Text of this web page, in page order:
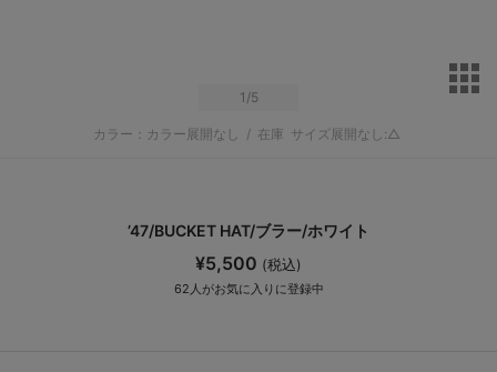
1 /5
カラー：カラー展開なし / 在庫 サイズ展開なし:△
’47/BUCKET HAT/ブラー/ホワイト
¥5,500 (税込)
62 人がお気に入りに登録中